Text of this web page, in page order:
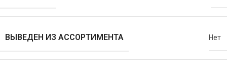
ВЫВЕДЕН ИЗ АССОРТИМЕНТА Нет